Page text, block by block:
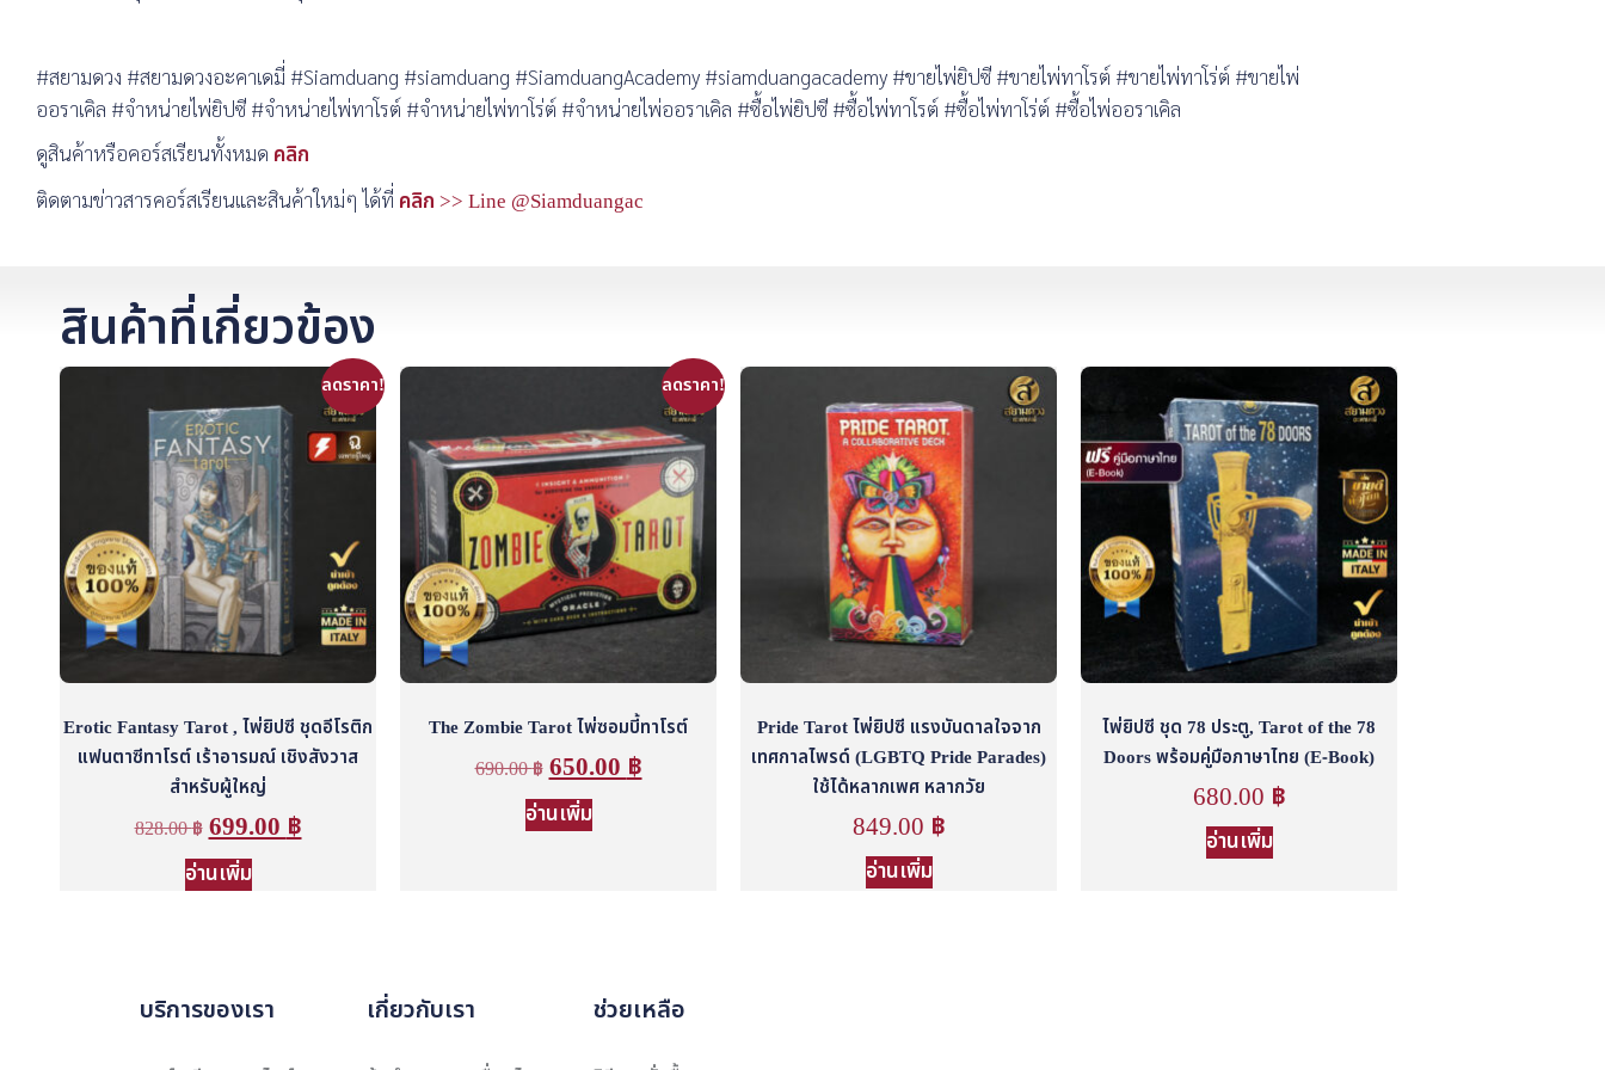
#สยามดวง #สยามดวงอะคาเดมี่ #Siamduang #siamduang #SiamduangAcademy #siamduangacademy #ขายไพ่ยิปซี #ขายไพ่ทาโรต์ #ขายไพ่ทาโร่ต์ #ขายไพ่
ออราเคิล #จำหน่ายไพ่ยิปซี #จำหน่ายไพ่ทาโรต์ #จำหน่ายไพ่ทาโร่ต์ #จำหน่ายไพ่ออราเคิล #ซื้อไพ่ยิปซี #ซื้อไพ่ทาโรต์ #ซื้อไพ่ทาโร่ต์ #ซื้อไพ่ออราเคิล
ดูสินค้าหรือคอร์สเรียนทั้งหมด คลิก
ติดตามข่าวสารคอร์สเรียนและสินค้าใหม่ๆ ได้ที่ คลิก >> Line @Siamduangac
สินค้าที่เกี่ยวข้อง
ลดราคา!
Erotic Fantasy Tarot , ไพ่ยิปซี ชุดอีโรติก
แฟนตาซีทาโรต์ เร้าอารมณ์ เชิงสังวาส
สำหรับผู้ใหญ่
828.00฿ 699.00 ฿
อ่านเพิ่ม
ลดราคา!
The Zombie Tarot ไพ่ซอมบี้ทาโรต์
690.00฿ 650.00 ฿
อ่านเพิ่ม
Pride Tarot ไพ่ยิปซี แรงบันดาลใจจาก
เทศกาลไพรด์ (LGBTQ Pride Parades)
ใช้ได้หลากเพศ หลากวัย
849.00 ฿
อ่านเพิ่ม
ไพ่ยิปซี ชุด 78 ประตู, Tarot of the 78
Doors พร้อมคู่มือภาษาไทย (E-Book)
680.00 ฿
อ่านเพิ่ม
บริการของเรา เกี่ยวกับเรา ช่วยเหลือ